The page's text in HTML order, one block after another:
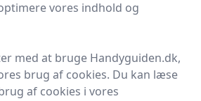
og tilbehør Stiksavklinge
vores indhold og
med at bruge Handyguiden.dk,
brug af cookies. Du kan læse
af cookies i vores